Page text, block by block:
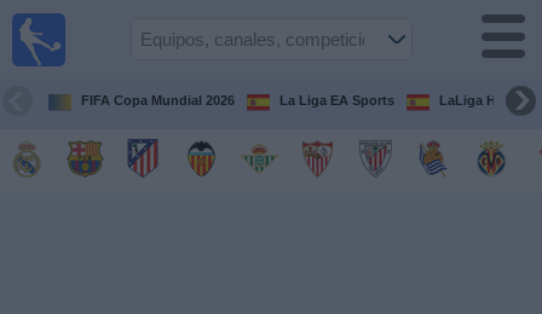
FIFA Copa Mundial 2026 La Liga EA Sports LaLiga
Guía de
Televisados